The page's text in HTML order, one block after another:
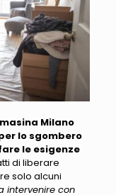
Milano
lo sgombero
le esigenze
di liberare
solo alcuni
intervenire con